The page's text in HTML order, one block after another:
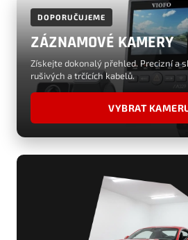
DOPORUČUJEME
ZÁZNAMOVÉ KAMERY
Získejte dokonalý přehled. Precizní a
rušivých a trčících kabelů.
VYBRAT